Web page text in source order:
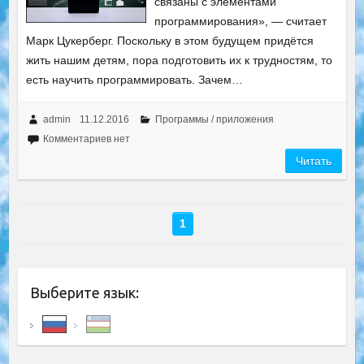
программирования», — считает
Марк Цукерберг. Поскольку в этом будущем придётся
жить нашим детям, пора подготовить их к трудностям, то
есть научить программировать. Зачем…
admin 11.12.2016
Программы / приложения
Комментариев нет
Читать
1
Выберите язык: